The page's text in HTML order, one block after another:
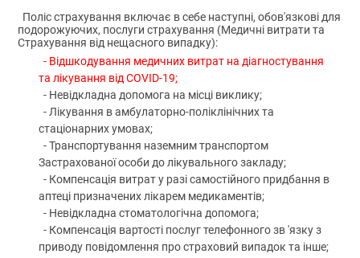
Поліс страхування включає в себе наступні, обов'язкові для
подорожуючих, послуги страхування (Медичні витрати та
Страхування від нещасного випадку):
- Відшкодування медичних витрат на діагностування
та лікування від COVID-19;
- Невідкладна допомога на місці виклику;
- Лікування в амбулаторно-поліклінічних та
стаціонарних умовах;
- Транспортування наземним транспортом
Застрахованої особи до лікувального закладу;
- Компенсація витрат у разі самостійного придбання в
аптеці призначених лікарем медикаментів;
- Невідкладна стоматологічна допомога;
- Компенсація вартості послуг телефонного зв 'язку з
приводу повідомлення про страховий випадок та інше;